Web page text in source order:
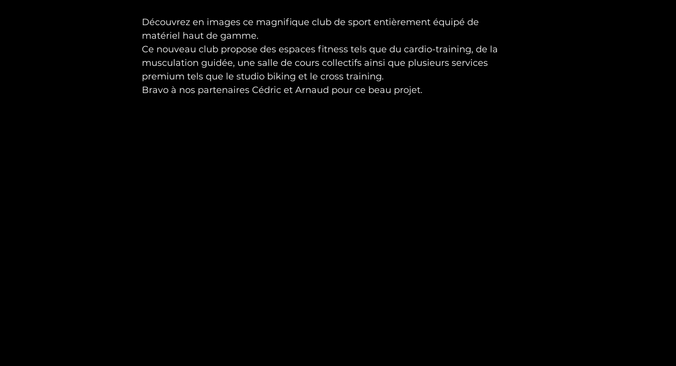
Découvrez en images ce magnifique club de sport entièrement équipé de
matériel haut de gamme.
Ce nouveau club propose des espaces fitness tels que du cardio-training, de la
musculation guidée, une salle de cours collectifs ainsi que plusieurs services
premium tels que le studio biking et le cross training.
Bravo à nos partenaires Cédric et Arnaud pour ce beau projet.